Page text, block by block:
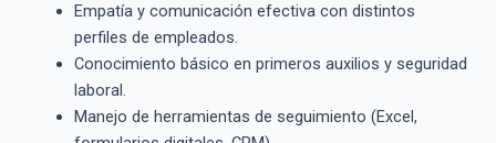
Empatía y comunicación efectiva con distintos
perfiles de empleados.
Conocimiento básico en primeros auxilios y seguridad
laboral.
Manejo de herramientas de seguimiento (Excel,